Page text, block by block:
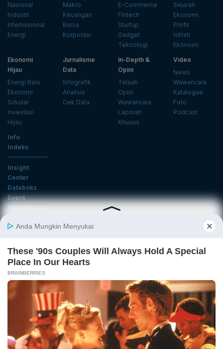
Nasional
Industri
Internasional
Energi
Makro
Keuangan
Bursa
Korporasi
E-Commerce
Fintech
Startup
Gadget
Teknologi
Sejarah
Ekonomi
Profil
Istilah
Ekonomi
Ekonomi
Hijau
Energi Baru
Ekonomi
Sirkular
Investasi
Hijau
Jurnalisme
Data
Infografik
Analisis
Cek Data
In-Depth &
Opini
Telaah
Opini
Wawancara
Laporan
Khusus
Video
News
Wawancara
Katalogue
Foto
Podcast
Info
Indeks
Insight
Center
Databoks
Event
KatadataOto
Email
Daftar
Tentang Katadata Advertising Karier
Pedoman Media Siber
Kebijakan Privasi
Disclaimer
Hubungi Kami
©2026 Katadata. Hak cipta dilindungi Undang-undang.